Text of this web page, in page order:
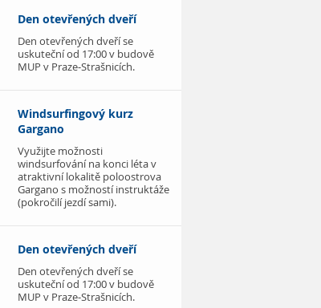
Den otevřených dveří
Den otevřených dveří se
uskuteční od 17:00 v budově
MUP v Praze-Strašnicích.
Windsurfingový kurz
Gargano
Využijte možnosti
windsurfování na konci léta v
atraktivní lokalitě poloostrova
Gargano s možností instruktáže
(pokročilí jezdí sami).
Den otevřených dveří
Den otevřených dveří se
uskuteční od 17:00 v budově
MUP v Praze-Strašnicích.